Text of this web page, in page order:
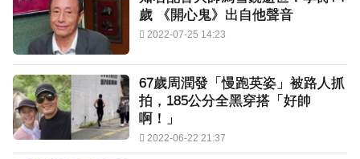
歲 《開心鬼》出自他聲音
2022-07-25 14:23
67歲周潤發「慢跑英姿」被路人抓
拍，185公分全黑穿搭「好帥
啊！」
2022-06-22 21:37